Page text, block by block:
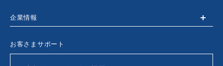
企業情報
お客さまサポート